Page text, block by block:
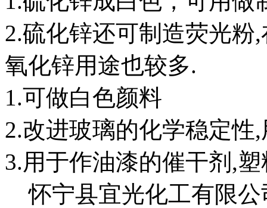
2.硫化锌还可制造荧光粉
氧化锌用途也较多.
1.可做白色颜料
2.改进玻璃的化学稳定性
3.用于作油漆的催干剂,
怀宁县宜光化工有限公